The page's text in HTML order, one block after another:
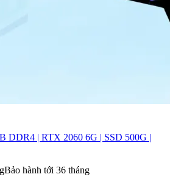
DDR4 | RTX 2060 6G | SSD 500G |
Bảo hành tới 36 tháng